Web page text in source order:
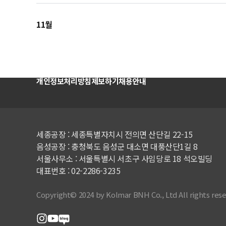
11월
개인정보처리방침제보하기채용안내
세종공장 : 세종특별자치시 전의면 산단길 22-15
음성공장 :충청북도 음성군 대소면 대풍산단1길 8
서울사무소 :서울특별시 서초구 사임당로 18 석오빌딩
대표번호 : 02-2286-3235
Copyright© 2024 by Kolmar BNH Co., Ltd All rights